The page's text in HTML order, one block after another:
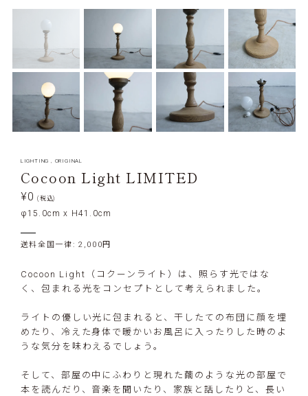
LIGHTING , ORIGINAL
Cocoon Light LIMITED
¥0 (税込)
φ15.0cm x H41.0cm
送料全国一律: 2,000円
Cocoon Light（コクーンライト）は、照らす光ではな
く、包まれる光をコンセプトとして考えられました。
ライトの優しい光に包まれると、干したての布団に顔を埋
めたり、冷えた身体で暖かいお風呂に入ったりした時のよ
うな気分を味わえるでしょう。
そして、部屋の中にふわりと現れた繭のような光の部屋で
本を読んだり、音楽を聞いたり、家族と話したりと、長い